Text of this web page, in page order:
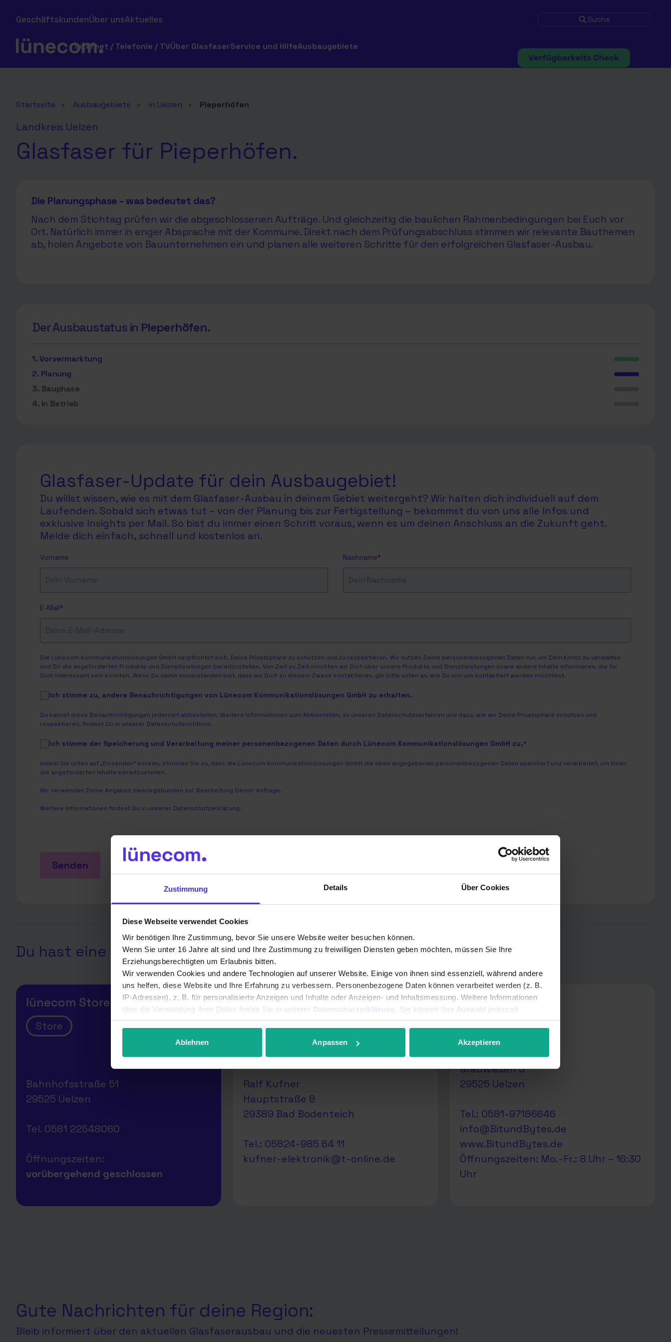
Zustimmung Details Über Cookies
Diese Webseite verwendet Cookies
Wir benötigen Ihre Zustimmung, bevor Sie unsere Website weiter besuchen können.
Wenn Sie unter 16 Jahre alt sind und Ihre Zustimmung zu freiwilligen Diensten geben möchten, müssen Sie Ihre
Erziehungsberechtigten um Erlaubnis bitten.
Wir verwenden Cookies und andere Technologien auf unserer Website. Einige von ihnen sind essenziell, während andere
uns helfen, diese Website und Ihre Erfahrung zu verbessern. Personenbezogene Daten können verarbeitet werden (z. B.
IP-Adressen), z. B. für personalisierte Anzeigen und Inhalte oder Anzeigen- und Inhaltsmessung. Weitere Informationen
über die Verwendung Ihrer Daten finden Sie in unserer Datenschutzerklärung . Sie können Ihre Auswahl jederzeit
unter Details widerrufen oder anpassen.
Ablehnen Anpassen Akzeptieren
GeschäftskundenÜber unsAktuelles Suche
Internet / Telefonie / TVÜber GlasfaserService und HilfeAusbaugebiete
Startseite › Ausbaugebiete › in Uelzen › Pieperhöfen
Landkreis Uelzen
Glasfaser für Pieperhöfen.
Die Planungsphase – was bedeutet das?
Nach dem Stichtag prüfen wir die abgeschlossenen Aufträge. Und gleichzeitig die baulichen Rahmenbedingungen bei Euch vor
Ort. Natürlich immer in enger Absprache mit der Kommune. Direkt nach dem Prüfungsabschluss stimmen wir relevante Bauthemen
ab, holen Angebote von Bauunternehmen ein und planen alle weiteren Schritte für den erfolgreichen Glasfaser-Ausbau.
Der Ausbaustatus in Pieperhöfen.
1. Vorvermarktung
2. Planung
3. Bauphase
4. In Betrieb
Glasfaser-Update für dein Ausbaugebiet!
Du willst wissen, wie es mit dem Glasfaser-Ausbau in deinem Gebiet weitergeht? Wir halten dich individuell auf dem
Laufenden. Sobald sich etwas tut – von der Planung bis zur Fertigstellung – bekommst du von uns alle Infos und
exklusive Insights per Mail. So bist du immer einen Schritt voraus, wenn es um deinen Anschluss an die Zukunft geht.
Melde dich einfach, schnell und kostenlos an.
Vorname Nachname*
E-Mail*
Die Lünecom Kommunikationslösungen GmbH verpflichtet sich, Deine Privatsphäre zu schützen und zu respektieren. Wir nutzen Deine personenbezogenen Daten nur, um Dein Konto zu verwalten
und Dir die angeforderten Produkte und Dienstleistungen bereitzustellen. Von Zeit zu Zeit möchten wir Dich über unsere Produkte und Dienstleistungen sowie andere Inhalte informieren, die für
Dich interessant sein könnten. Wenn Du damit einverstanden bist, dass wir Dich zu diesem Zweck kontaktieren, gib bitte unten an, wie Du von uns kontaktiert werden möchtest.
Ich stimme zu, andere Benachrichtigungen von Lünecom Kommunikationslösungen GmbH zu erhalten.
Du kannst diese Benachrichtigungen jederzeit abbestellen. Weitere Informationen zum Abbestellen, zu unseren Datenschutzverfahren und dazu, wie wir Deine Privatsphäre schützen und
respektieren, findest Du in unserer Datenschutzrichtlinie.
Ich stimme der Speicherung und Verarbeitung meiner personenbezogenen Daten durch Lünecom Kommunikationslösungen GmbH zu.*
Indem Sie unten auf „Einsenden“ klicken, stimmen Sie zu, dass die Lünecom Kommunikationslösungen GmbH die oben angegebenen personenbezogenen Daten speichert und verarbeitet, um Ihnen
die angeforderten Inhalte bereitzustellen.
Wir verwenden Deine Angaben zweckgebunden zur Bearbeitung Deiner Anfrage.
Weitere Informationen findest Du in unserer Datenschutzerklärung.
Senden
Du hast eine Frage? Hier sind unsere Ansprechpartner in deiner Region:
lünecom Store Uelzen
Store
Bahnhofsstraße 51
29525 Uelzen
Tel. 0581 22548060
Öffnungszeiten:
vorübergehend geschlossen
Unterhaltungselektronik Ralf
Kufner
Vertriebs- und Technikpartner
Ralf Kufner
Hauptstraße 8
29389 Bad Bodenteich
Tel.: 05824-985 64 11
kufner-elektronik@t-online.de
Bit & Bytes
Technikpartner
Daniel Kötke
Grauwiesen 3
29525 Uelzen
Tel.: 0581-97186646
info@BitundBytes.de
www.BitundBytes.de
Öffnungszeiten: Mo.-Fr.: 8 Uhr – 16:30
Uhr
Gute Nachrichten für deine Region:
Bleib informiert über den aktuellen Glasfaserausbau und die neuesten Pressemitteilungen!